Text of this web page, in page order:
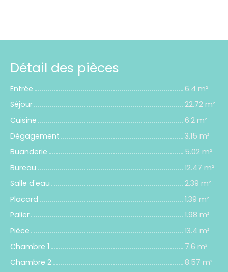
Détail des pièces
Entrée
6.4 m²
Séjour
22.72 m²
Cuisine
6.2 m²
Dégagement
3.15 m²
Buanderie
5.02 m²
Bureau
12.47 m²
Salle d'eau
2.39 m²
Placard
1.39 m²
Palier
1.98 m²
Pièce
13.4 m²
Chambre 1
7.6 m²
Chambre 2
8.57 m²